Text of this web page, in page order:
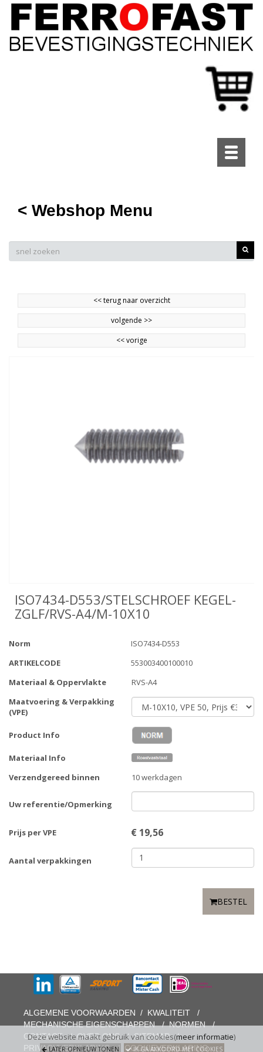
Toggle
< Webshop Menu
<<terug naar overzicht
volgende >>
<<vorige
ISO7434-D553/STELSCHROEF KEGEL-
ZGLF/RVS-A4/M-10X10
Norm
ISO7434-D553
ARTIKELCODE
553003400100010
Materiaal & Oppervlakte
RVS-A4
Maatvoering & Verpakking
(VPE)
Product Info
Materiaal Info
Verzendgereed binnen
10 werkdagen
Uw referentie/Opmerking
Prijs per VPE € 19,56
Aantal verpakkingen
BESTEL
Deze website maakt gebruik van cookies(meer informatie)
LATER OPNIEUW TONEN IK GA AKKOORD MET COOKIES
ALGEMENE VOORWAARDEN / KWALITEIT
/
MECHANISCHE EIGENSCHAPPEN/NORMEN/
CONTACT/OVER ONS/SITEMAP/
PRIVACYVERKLARING/ COOKIEVERKLARING